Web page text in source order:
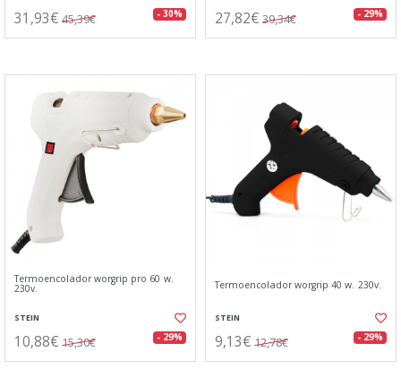
31,93€ 45,39€ - 30% 27,82€ 39,34€ - 29%
Termoencolador worgrip pro 60 w.
230v.
STEIN
10,88€ 15,30€ - 29%
Termoencolador worgrip 40 w. 230v.
STEIN
9,13€ 12,78€ - 29%